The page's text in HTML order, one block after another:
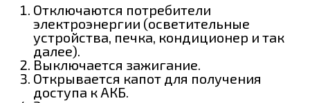
Отключаются потребители
электроэнергии (осветительные
устройства, печка, кондиционер и так
далее).
Выключается зажигание.
Открывается капот для получения
доступа к АКБ.